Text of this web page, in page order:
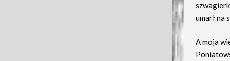
umarł na
A moja